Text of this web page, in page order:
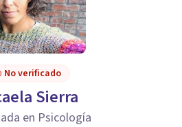
No verificado
Sierra
en Psicología